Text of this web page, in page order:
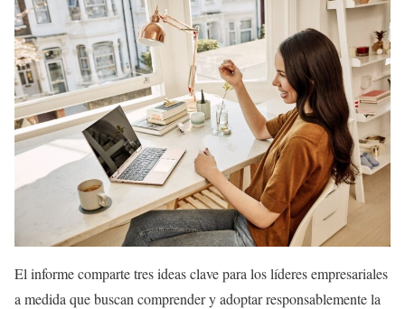
El informe comparte tres ideas clave para los líderes empresariales
a medida que buscan comprender y adoptar responsablemente la